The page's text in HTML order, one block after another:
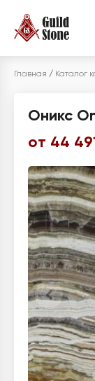
Главная / Каталог
Оникс
от 44